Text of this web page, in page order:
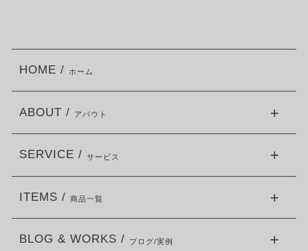
HOME / ホーム
ABOUT / アバウト
SERVICE / サービス
ITEMS / 商品一覧
BLOG & WORKS / ブログ/実例